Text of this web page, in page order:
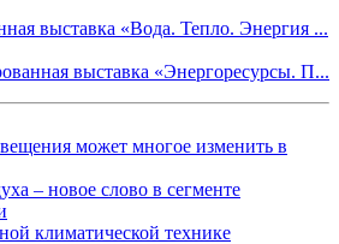
выставка «Вода. Тепло. Энергия ...
выставка «Энергоресурсы. П...
может многое изменить в
– новое слово в сегменте
климатической технике